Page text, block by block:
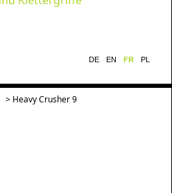
DE EN FR PL
> Heavy Crusher 9